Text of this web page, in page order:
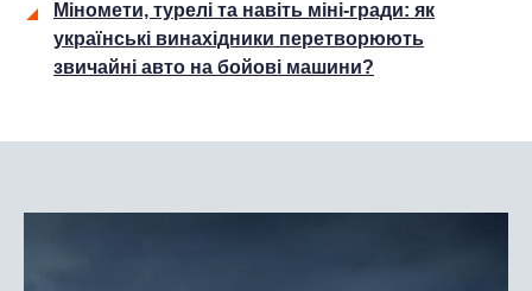
Міномети, турелі та навіть міні-гради: як
українські винахідники перетворюють
звичайні авто на бойові машини?